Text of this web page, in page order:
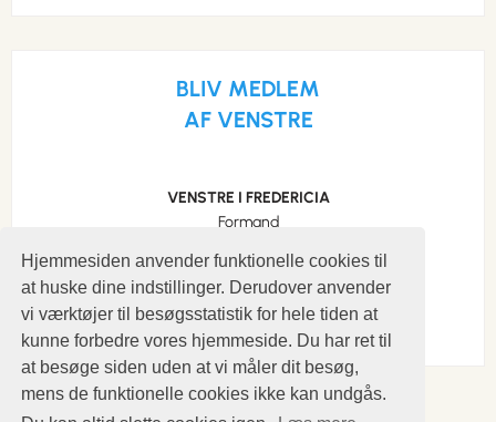
Hjemmesiden anvender funktionelle cookies til
at huske dine indstillinger. Derudover anvender
vi værktøjer til besøgsstatistik for hele tiden at
kunne forbedre vores hjemmeside. Du har ret til
at besøge siden uden at vi måler dit besøg,
mens de funktionelle cookies ikke kan undgås.
BLIV MEDLEM
AF VENSTRE
VENSTRE I FREDERICIA
Formand
Mobil: 29293889
s.schou@profibermail.dk